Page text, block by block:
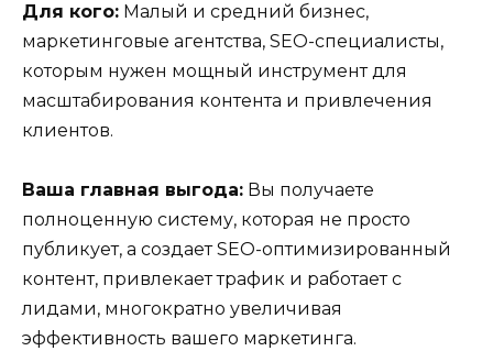
Для кого: Малый и средний бизнес,
маркетинговые агентства, SEO-специалисты,
которым нужен мощный инструмент для
масштабирования контента и привлечения
клиентов.
Ваша главная выгода: Вы получаете
полноценную систему, которая не просто
публикует, а создает SEO-оптимизированный
контент, привлекает трафик и работает с
лидами, многократно увеличивая
эффективность вашего маркетинга.